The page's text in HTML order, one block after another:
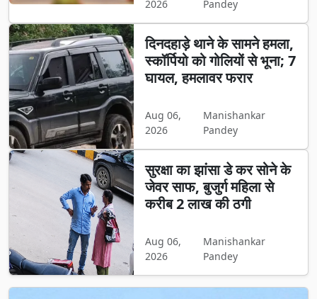
2026
Pandey
दिनदहाड़े थाने के सामने हमला,
स्कॉर्पियो को गोलियों से भूना; 7
घायल, हमलावर फरार
Aug 06,
2026
Manishankar
Pandey
सुरक्षा का झांसा डे कर सोने के
जेवर साफ, बुजुर्ग महिला से
करीब 2 लाख की ठगी
Aug 06,
2026
Manishankar
Pandey